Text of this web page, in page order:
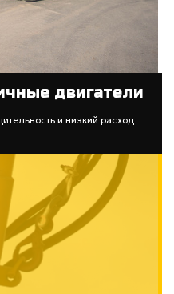
двигатели
и низкий расход